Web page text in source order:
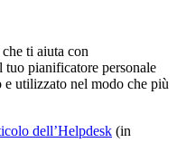
ti aiuta con
tuo pianificatore personale
e utilizzato nel modo che più
dell’Helpdesk (in